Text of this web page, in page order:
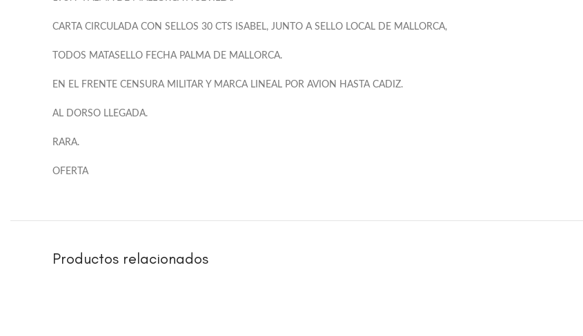
CARTA CIRCULADA CON SELLOS 30 CTS ISABEL, JUNTO A SELLO LOCAL DE MALLORCA,
TODOS MATASELLO FECHA PALMA DE MALLORCA.
EN EL FRENTE CENSURA MILITAR Y MARCA LINEAL POR AVION HASTA CADIZ.
AL DORSO LLEGADA.
RARA.
OFERTA
Productos relacionados